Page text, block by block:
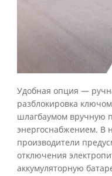
Удобная опция —
разблокировка
шлагбаумом вручную
энергоснабжением. В
производители
отключения
аккумуляторную